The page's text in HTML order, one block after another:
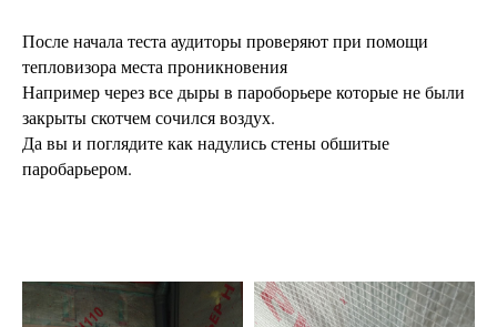
После начала теста аудиторы проверяют при помощи
тепловизора места проникновения
Например через все дыры в пароборьере которые не были
закрыты скотчем сочился воздух.
Да вы и поглядите как надулись стены обшитые
паробарьером.